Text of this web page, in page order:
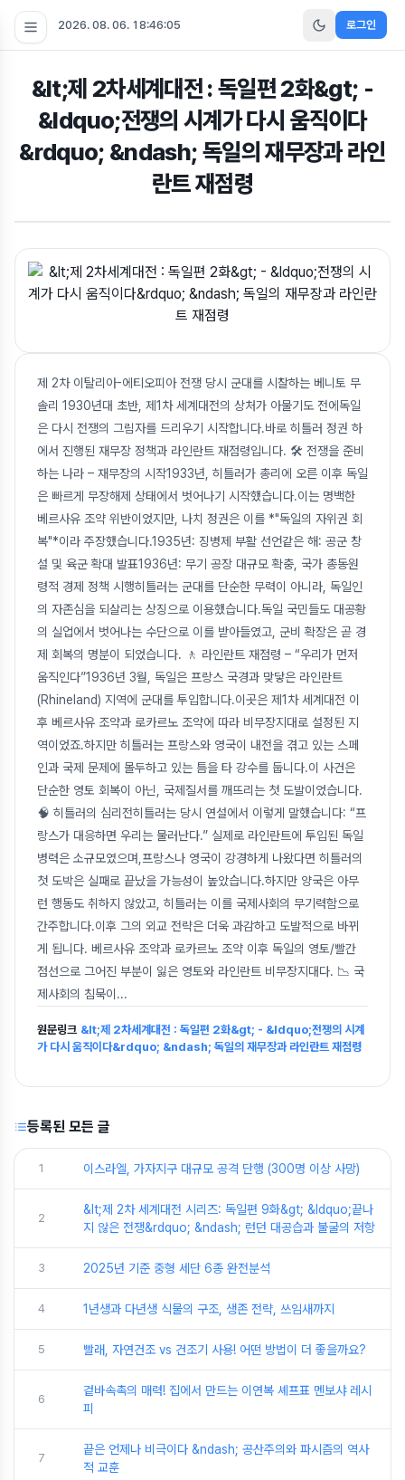
2026. 08. 06. 18:46:05 로그인
&lt;제 2차세계대전 : 독일편 2화&gt; -
&ldquo;전쟁의 시계가 다시 움직이다
&rdquo; &ndash; 독일의 재무장과 라인
란트 재점령
제 2차 이탈리아-에티오피아 전쟁 당시 군대를 시찰하는 베니토 무
솔리 1930년대 초반, 제1차 세계대전의 상처가 아물기도 전에독일
은 다시 전쟁의 그림자를 드리우기 시작합니다.바로 히틀러 정권 하
에서 진행된 재무장 정책과 라인란트 재점령입니다. 🛠️ 전쟁을 준비
하는 나라 – 재무장의 시작1933년, 히틀러가 총리에 오른 이후 독일
은 빠르게 무장해제 상태에서 벗어나기 시작했습니다.이는 명백한
베르사유 조약 위반이었지만, 나치 정권은 이를 *"독일의 자위권 회
복"*이라 주장했습니다.1935년: 징병제 부활 선언같은 해: 공군 창
설 및 육군 확대 발표1936년: 무기 공장 대규모 확충, 국가 총동원
령적 경제 정책 시행히틀러는 군대를 단순한 무력이 아니라, 독일인
의 자존심을 되살리는 상징으로 이용했습니다.독일 국민들도 대공황
의 실업에서 벗어나는 수단으로 이를 받아들였고, 군비 확장은 곧 경
제 회복의 명분이 되었습니다. 🚶 라인란트 재점령 – “우리가 먼저
움직인다”1936년 3월, 독일은 프랑스 국경과 맞닿은 라인란트
(Rhineland) 지역에 군대를 투입합니다.이곳은 제1차 세계대전 이
후 베르사유 조약과 로카르노 조약에 따라 비무장지대로 설정된 지
역이었죠.하지만 히틀러는 프랑스와 영국이 내전을 겪고 있는 스페
인과 국제 문제에 몰두하고 있는 틈을 타 강수를 둡니다.이 사건은
단순한 영토 회복이 아닌, 국제질서를 깨뜨리는 첫 도발이었습니다.
🧠 히틀러의 심리전히틀러는 당시 연설에서 이렇게 말했습니다: “프
랑스가 대응하면 우리는 물러난다.” 실제로 라인란트에 투입된 독일
병력은 소규모였으며,프랑스나 영국이 강경하게 나왔다면 히틀러의
첫 도박은 실패로 끝났을 가능성이 높았습니다.하지만 양국은 아무
런 행동도 취하지 않았고, 히틀러는 이를 국제사회의 무기력함으로
간주합니다.이후 그의 외교 전략은 더욱 과감하고 도발적으로 바뀌
게 됩니다. 베르사유 조약과 로카르노 조약 이후 독일의 영토/빨간
점선으로 그어진 부분이 잃은 영토와 라인란트 비무장지대다. 📉 국
제사회의 침묵이 ...
원문링크 &lt;제 2차세계대전 : 독일편 2화&gt; - &ldquo;전쟁의 시계
가 다시 움직이다&rdquo; &ndash; 독일의 재무장과 라인란트 재점령
등록된 모든 글
1 이스라엘, 가자지구 대규모 공격 단행 (300명 이상 사망)
2
&lt;제 2차 세계대전 시리즈: 독일편 9화&gt; &ldquo;끝나
지 않은 전쟁&rdquo; &ndash; 런던 대공습과 불굴의 저항
3 2025년 기준 중형 세단 6종 완전분석
4 1년생과 다년생 식물의 구조, 생존 전략, 쓰임새까지
5 빨래, 자연건조 vs 건조기 사용! 어떤 방법이 더 좋을까요?
6
겉바속촉의 매력! 집에서 만드는 이연복 셰프표 멘보샤 레시
피
7
끝은 언제나 비극이다 &ndash; 공산주의와 파시즘의 역사
적 교훈